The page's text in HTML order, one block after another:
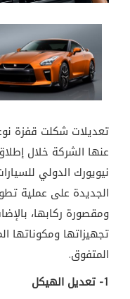
تعديلات شكلت قفزة
نيويورك الدولي للسيارات 2016. إذ حصلت
الجديدة على عملية
ومقصورة ركابها،
تجهيزاتها ومكوناتها
المتفوق.
1- تعديل الهيكل